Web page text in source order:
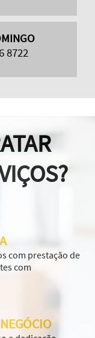
8722
com prestação de
com